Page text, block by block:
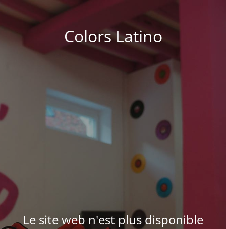
Colors Latino
Le site web n'est plus disponible